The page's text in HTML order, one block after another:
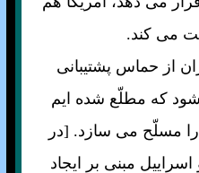
می کند.
از حماس پشتيبانی
که مطلّع شده ايم
مسلّح می سازد. [در
مبنی بر ايجاد